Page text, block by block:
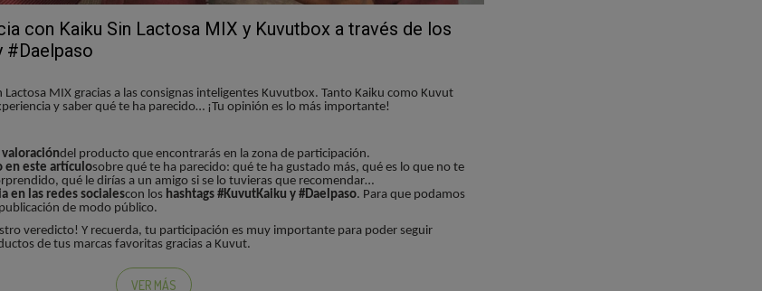
con Kaiku Sin Lactosa MIX y Kuvutbox a través de los
#Daelpaso
Lactosa MIX gracias a las consignas inteligentes Kuvutbox. Tanto Kaiku como Kuvut
y saber qué te ha parecido… ¡Tu opinión es lo más importante!
valoracióndel producto que encontrarás en la zona de participación.
en este artículosobre qué te ha parecido: qué te ha gustado más, qué es lo que no te
qué le dirías a un amigo si se lo tuvieras que recomendar…
en las redes socialescon los hashtags #KuvutKaiku y #Daelpaso. Para que podamos
de modo público.
veredicto! Y recuerda, tu participación es muy importante para poder seguir
de tus marcas favoritas gracias a Kuvut.
te ha gustado más?, ¿sus tres capas de yogur, fruta y muesli?, ¿qué no tiene lactosa?, ¿o
VER MÁS